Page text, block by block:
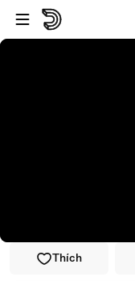
Đi đến trình phát
Đi đến nội dung chính
Thích